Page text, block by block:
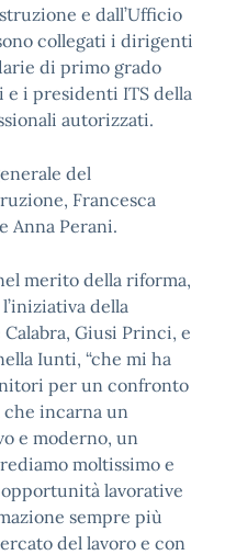
e dall’Ufficio
collegati i dirigenti
di primo grado
i presidenti ITS della
autorizzati.
del
Francesca
Anna Perani.
merito della riforma,
della
Giusi Princi, e
Iunti, “che mi ha
per un confronto
che incarna un
e moderno, un
moltissimo e
lavorative
sempre più
del lavoro e con